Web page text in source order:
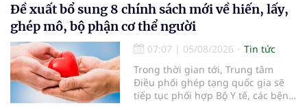
nhận 32.286.360 người, chiếm gần
30% dân số cả nước đã được khám
sức khỏe định kỳ năm nay.
Đề xuất bổ sung 8 chính sách mới về hiến, lấy,
ghép mô, bộ phận cơ thể người
07:07 | 05/08/2026
Tin tức
Trong thời gian tới, Trung tâm
Điều phối ghép tạng quốc gia sẽ
tiếp tục phối hợp Bộ Y tế, các bệnh